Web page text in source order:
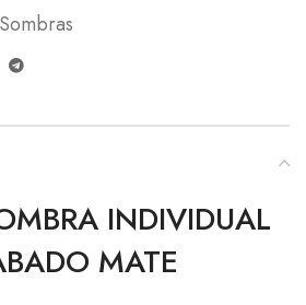
Sombras
INDIVIDUAL
MATE